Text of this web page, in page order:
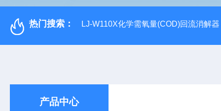
热门搜索： LJ-W110X化学需氧量(COD)回流消解器
产品中心